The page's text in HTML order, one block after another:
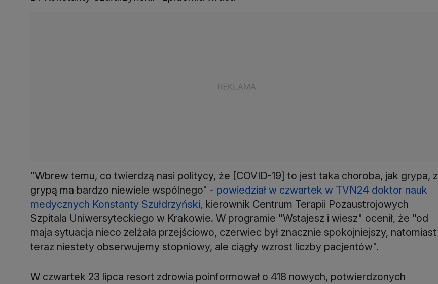
"Wbrew temu, co twierdzą nasi politycy, że [COVID-19] to jest taka choroba, jak grypa, z
grypą ma bardzo niewiele wspólnego" - powiedział w czwartek w TVN24 doktor nauk
medycznych Konstanty Szułdrzyński, kierownik Centrum Terapii Pozaustrojowych
Szpitala Uniwersyteckiego w Krakowie. W programie "Wstajesz i wiesz" ocenił, że "od
maja sytuacja nieco zelżała przejściowo, czerwiec był znacznie spokojniejszy, natomiast
teraz niestety obserwujemy stopniowy, ale ciągły wzrost liczby pacjentów".
W czwartek 23 lipca resort zdrowia poinformował o 418 nowych, potwierdzonych